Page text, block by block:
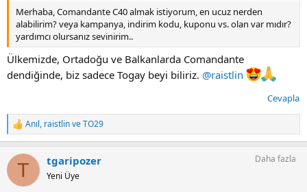
Merhaba, Comandante C40 almak istiyorum, en ucuz nerden
alabilirim? veya kampanya, indirim kodu, kuponu vs. olan var mıdır?
yardımcı olursanız sevinirim..
Ülkemizde, Ortadoğu ve Balkanlarda Comandante
dendiğinde, biz sadece Togay beyi biliriz. @raistlin
Cevapla
T
e
k
l
Anıl, raistlinveTO29
T tgaripozer
Yeni Üye
Daha fazla